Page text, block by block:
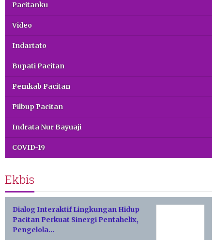
Pacitanku
Video
Indartato
Bupati Pacitan
Pemkab Pacitan
Pilbup Pacitan
Indrata Nur Bayuaji
COVID-19
Ekbis
Dialog Interaktif Lingkungan Hidup
Pacitan Perkuat Sinergi Pentahelix,
Pengelola…